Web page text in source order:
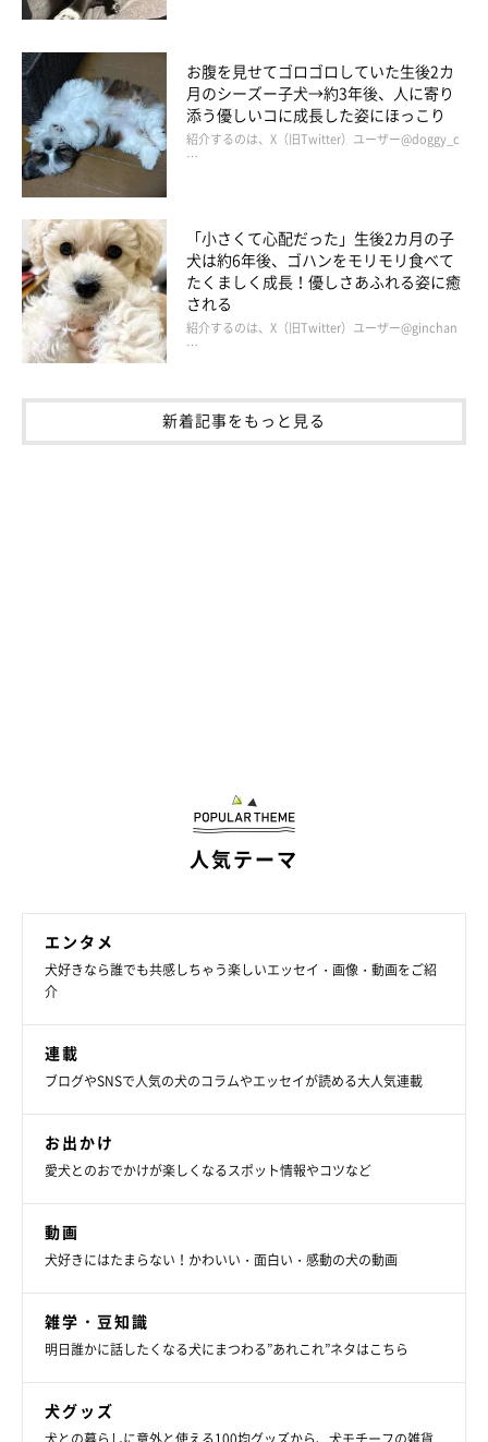
お腹を見せてゴロゴロしていた生後2カ
月のシーズー子犬→約3年後、人に寄り
添う優しいコに成長した姿にほっこり
紹介するのは、X（旧Twitter）ユーザー@doggy_c
…
「小さくて心配だった」生後2カ月の子
犬は約6年後、ゴハンをモリモリ食べて
たくましく成長！優しさあふれる姿に癒
される
紹介するのは、X（旧Twitter）ユーザー@ginchan
…
新着記事をもっと見る
人気テーマ
エンタメ
犬好きなら誰でも共感しちゃう楽しいエッセイ・画像・動画をご紹
介
連載
ブログやSNSで人気の犬のコラムやエッセイが読める大人気連載
お出かけ
愛犬とのおでかけが楽しくなるスポット情報やコツなど
動画
犬好きにはたまらない！かわいい・面白い・感動の犬の動画
雑学・豆知識
明日誰かに話したくなる犬にまつわる”あれこれ”ネタはこちら
犬グッズ